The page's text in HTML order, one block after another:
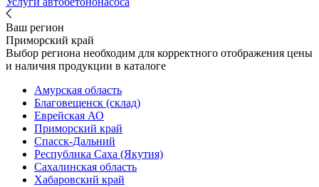
Ваш регион
Приморский край
Выбор региона необходим для корректного отображения цены
и наличия продукции в каталоге
Амурская область
Благовещенск (склад)
Еврейская АО
Приморский край
Спасск-Дальний
Республика Саха (Якутия)
Сахалинская область
Хабаровский край